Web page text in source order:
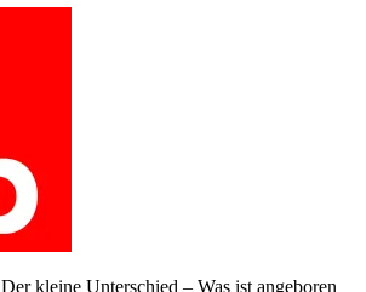
Der kleine Unterschied – Was ist angeboren